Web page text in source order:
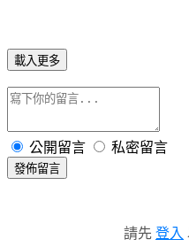
載入更多
公開留言 私密留言
發佈留言
請先 登入